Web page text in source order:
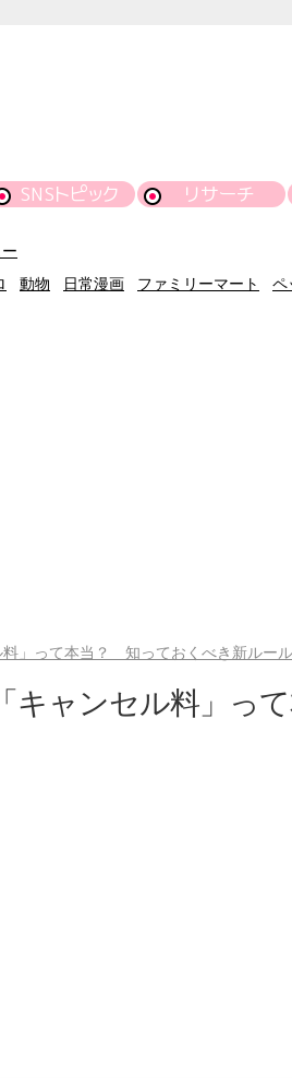
SNSトピック リサーチ
動物 日常漫画 ファミリーマート ペ
料」って本当？ 知っておくべき新ルー
キャンセル料」っ